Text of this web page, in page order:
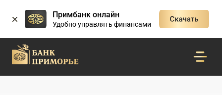
Примбанк онлайн
Удобно управлять финансами